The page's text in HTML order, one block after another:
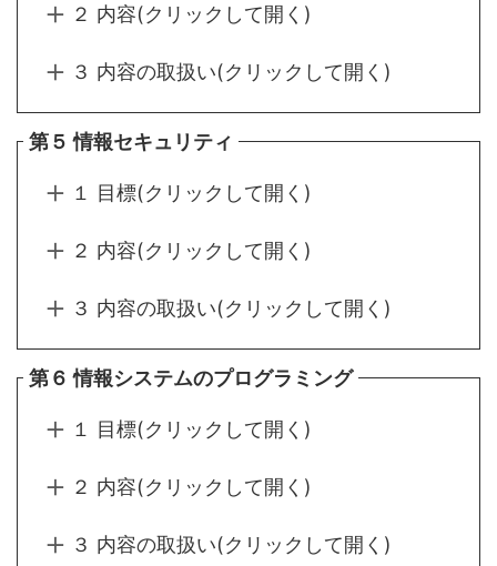
２ 内容(クリックして開く)
３ 内容の取扱い(クリックして開く)
第５ 情報セキュリティ
１ 目標(クリックして開く)
２ 内容(クリックして開く)
３ 内容の取扱い(クリックして開く)
第６ 情報システムのプログラミング
１ 目標(クリックして開く)
２ 内容(クリックして開く)
３ 内容の取扱い(クリックして開く)